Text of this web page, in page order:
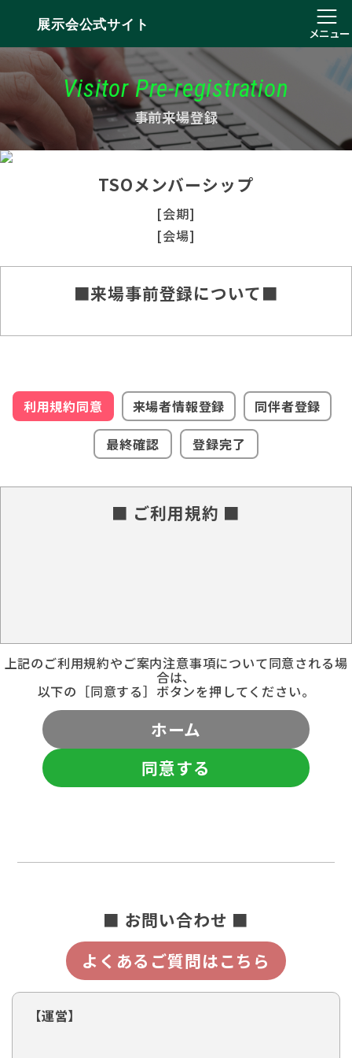
展示会公式サイト
メニュー
Visitor Pre-registration
事前来場登録
TSOメンバーシップ
[会期]
[会場]
■来場事前登録について■
利用規約同意 来場者情報登録
同伴者登録
最終確認
登録完了
■ ご利用規約 ■
上記のご利用規約やご案内注意事項について同意される場
合は、
以下の［同意する］ボタンを押してください。
ホーム
同意する
■ お問い合わせ ■
よくあるご質問はこちら
【運営】